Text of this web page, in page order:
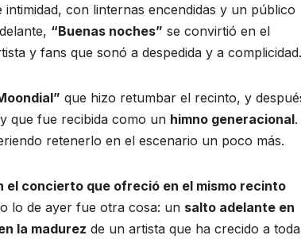
intimidad, con linternas encendidas y un público
“Buenas noches” se convirtió en el
y fans que sonó a despedida y a complicidad.
que hizo retumbar el recinto, y
que fue recibida como un himno generacional.
retenerlo en el escenario un poco más.
el concierto que ofreció en el mismo recinto
lo de ayer fue otra cosa: un salto adelante en
la madurez de un artista que ha crecido a toda